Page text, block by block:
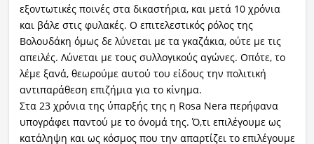
εξοντωτικές ποινές στα δικαστήρια, και μετά 10 χρόνια
και βάλε στις φυλακές. Ο επιτελεστικός ρόλος της
Βολουδάκη όμως δε λύνεται με τα γκαζάκια, ούτε με τις
απειλές. Λύνεται με τους συλλογικούς αγώνες. Οπότε, το
λέμε ξανά, θεωρούμε αυτού του είδους την πολιτική
αντιπαράθεση επιζήμια για το κίνημα.
Στα 23 χρόνια της ύπαρξής της η Rosa Nera περήφανα
υπογράφει παντού με το όνομά της. Ό,τι επιλέγουμε ως
κατάληψη και ως κόσμος που την απαρτίζει το επιλέγουμε